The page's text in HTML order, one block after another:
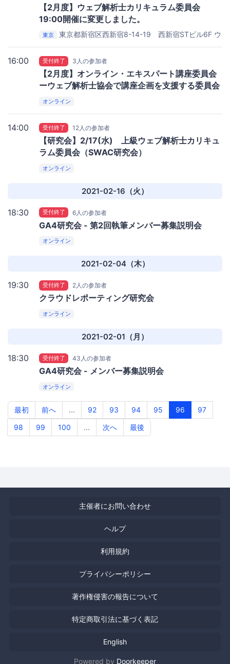
【2月度】ウェブ解析士カリキュラム委員会
19:00開催に変更しました。
東京 東京都新宿区西新宿8-14-19 西新宿STビル6F ウ
16:00 受付終了 3人の参加者
【2月度】オンライン・エキスパート講座委員会
ーウェブ解析士協会で講座企画を支援する委員会
オンライン
14:00 受付終了 12人の参加者
【研究会】2/17(水) 上級ウェブ解析士カリキュ
ラム委員会（SWAC研究会）
オンライン
2021-02-16（火）
18:30 受付終了 6人の参加者
GA4研究会 - 第2回執筆メンバー募集説明会
オンライン
2021-02-04（木）
19:30 受付終了 2人の参加者
クラウドレポーティング研究会
オンライン
2021-02-01（月）
18:30 受付終了 43人の参加者
GA4研究会 - メンバー募集説明会
オンライン
最初 前へ ... 92 93 94 95 96
97
98
99 100 ... 次へ 最後
主催者にお問い合わせ
ヘルプ
利用規約
プライバシーポリシー
著作権侵害の報告について
特定商取引法に基づく表記
English
Powered by Doorkeeper